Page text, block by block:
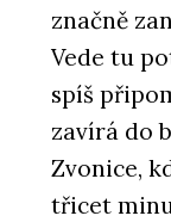
značně
Vede tu
spíš
zavírá do
Zvonice,
třicet